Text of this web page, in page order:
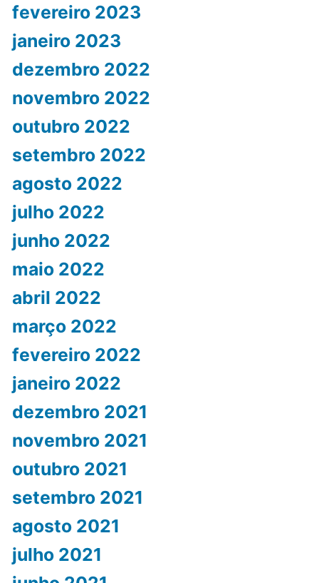
fevereiro 2023
janeiro 2023
dezembro 2022
novembro 2022
outubro 2022
setembro 2022
agosto 2022
julho 2022
junho 2022
maio 2022
abril 2022
março 2022
fevereiro 2022
janeiro 2022
dezembro 2021
novembro 2021
outubro 2021
setembro 2021
agosto 2021
julho 2021